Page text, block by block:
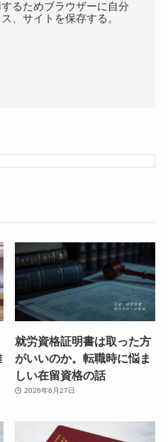
るためブラウザーに自分
、サイトを保存する。
就労資格証明書は取った方
がいいのか。転職時に悩ま
しい在留資格の話
2026年6月27日